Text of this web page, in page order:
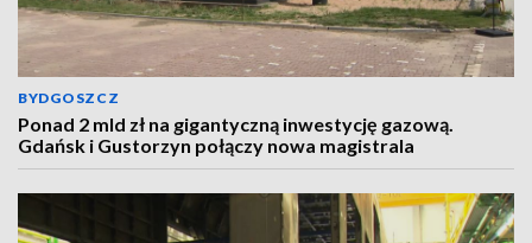
BYDGOSZCZ
Ponad 2 mld zł na gigantyczną inwestycję gazową.
Gdańsk i Gustorzyn połączy nowa magistrala